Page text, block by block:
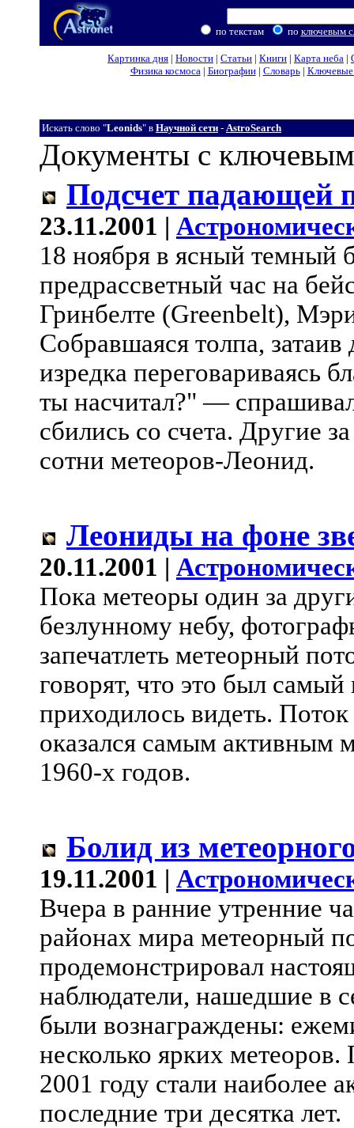
по текстам по ключевым
Картинка дня | Новости | Статьи | Книги | Карта неба |
Физика космоса| Биографии| Словарь| Ключевые
Искать слово "Leonids" в Научной сети - AstroSearch
Документы с
Подсчет падающей
23.11.2001 |
18 ноября в ясный темный
предрассветный час на
Гринбелте (Greenbelt),
Собравшаяся толпа,
изредка переговариваясь
ты насчитал?" —
сбились со счета. Другие
сотни метеоров-Леонид.
Леониды на фоне
20.11.2001 |
Пока метеоры один за
безлунному небу,
запечатлеть метеорный
говорят, что это был
приходилось видеть.
оказался самым активным
1960-х годов.
Болид из
19.11.2001 |
Вчера в ранние утренние
районах мира метеорный
продемонстрировал
наблюдатели, нашедшие в
были вознаграждены:
несколько ярких
2001 году стали наиболее
последние три десятка лет.